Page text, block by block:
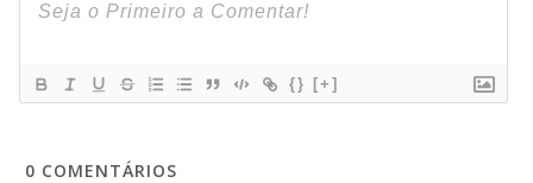
{} [+]
0 COMENTÁRIOS